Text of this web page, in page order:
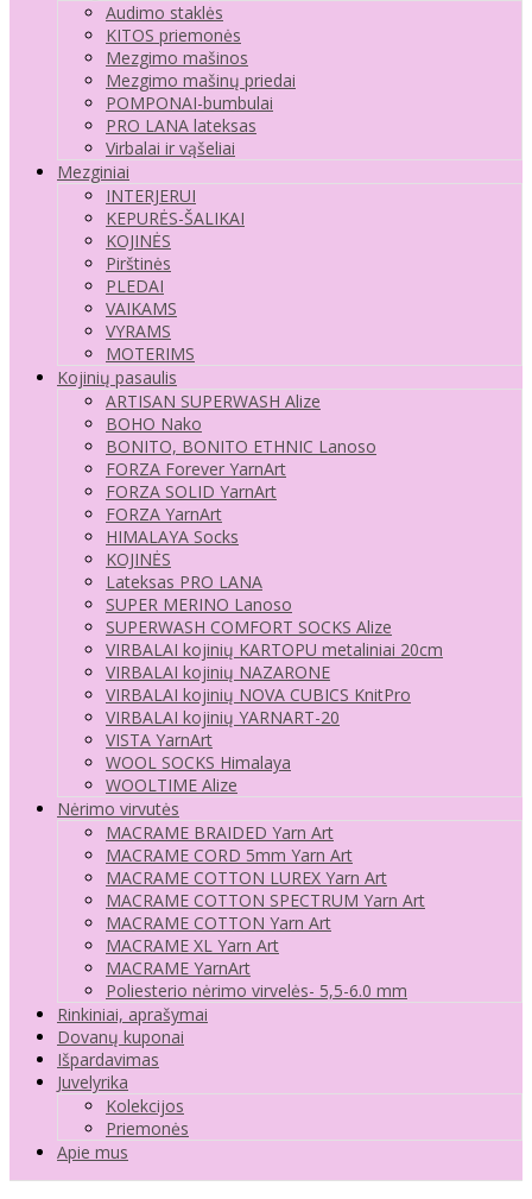
Audimo staklės
KITOS priemonės
Mezgimo mašinos
Mezgimo mašinų priedai
POMPONAI-bumbulai
PRO LANA lateksas
Virbalai ir vąšeliai
Mezginiai
INTERJERUI
KEPURĖS-ŠALIKAI
KOJINĖS
Pirštinės
PLEDAI
VAIKAMS
VYRAMS
MOTERIMS
Kojinių pasaulis
ARTISAN SUPERWASH Alize
BOHO Nako
BONITO, BONITO ETHNIC Lanoso
FORZA Forever YarnArt
FORZA SOLID YarnArt
FORZA YarnArt
HIMALAYA Socks
KOJINĖS
Lateksas PRO LANA
SUPER MERINO Lanoso
SUPERWASH COMFORT SOCKS Alize
VIRBALAI kojinių KARTOPU metaliniai 20cm
VIRBALAI kojinių NAZARONE
VIRBALAI kojinių NOVA CUBICS KnitPro
VIRBALAI kojinių YARNART-20
VISTA YarnArt
WOOL SOCKS Himalaya
WOOLTIME Alize
Nėrimo virvutės
MACRAME BRAIDED Yarn Art
MACRAME CORD 5mm Yarn Art
MACRAME COTTON LUREX Yarn Art
MACRAME COTTON SPECTRUM Yarn Art
MACRAME COTTON Yarn Art
MACRAME XL Yarn Art
MACRAME YarnArt
Poliesterio nėrimo virvelės- 5,5-6.0 mm
Rinkiniai, aprašymai
Dovanų kuponai
Išpardavimas
Juvelyrika
Kolekcijos
Priemonės
Apie mus